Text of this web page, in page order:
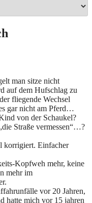
man sitze nicht
auf dem Hufschlag zu
fliegende Wechsel
gar nicht am Pferd…
von der Schaukel?
Straße vermessen“…?
korrigiert. Einfacher
Kopfweh mehr, keine
mehr im
vor 20 Jahren,
hatte mich vor 15 jahren